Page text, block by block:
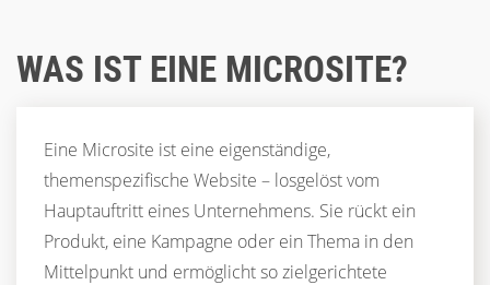
WAS IST EINE MICROSITE?
Eine Microsite ist eine eigenständige,
themenspezifische Website – losgelöst vom
Hauptauftritt eines Unternehmens. Sie rückt ein
Produkt, eine Kampagne oder ein Thema in den
Mittelpunkt und ermöglicht so zielgerichtete